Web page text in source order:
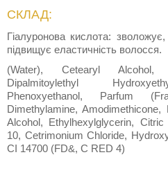
СКЛАД:
Гіалуронова кислота:
підвищує еластичність волосся.
(Water), Cetearyl Alcohol,
Dipalmitoylethyl
Phenoxyethanol, Parfum
Dimethylamine,
Alcohol, Ethylhexylglycerin,
10, Cetrimonium Chloride,
CI 14700 (FD&, C RED 4)